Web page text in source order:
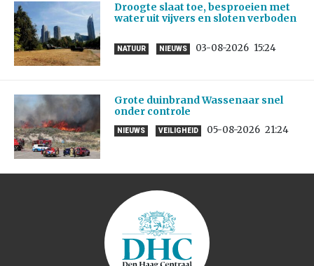
Droogte slaat toe, besproeien met
water uit vijvers en sloten verboden
NATUUR NIEUWS 03-08-2026 15:24
Grote duinbrand Wassenaar snel
onder controle
NIEUWS VEILIGHEID 05-08-2026 21:24